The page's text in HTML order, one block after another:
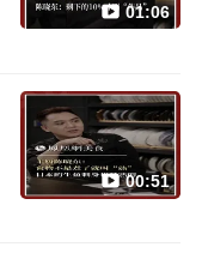
01:06
00:51